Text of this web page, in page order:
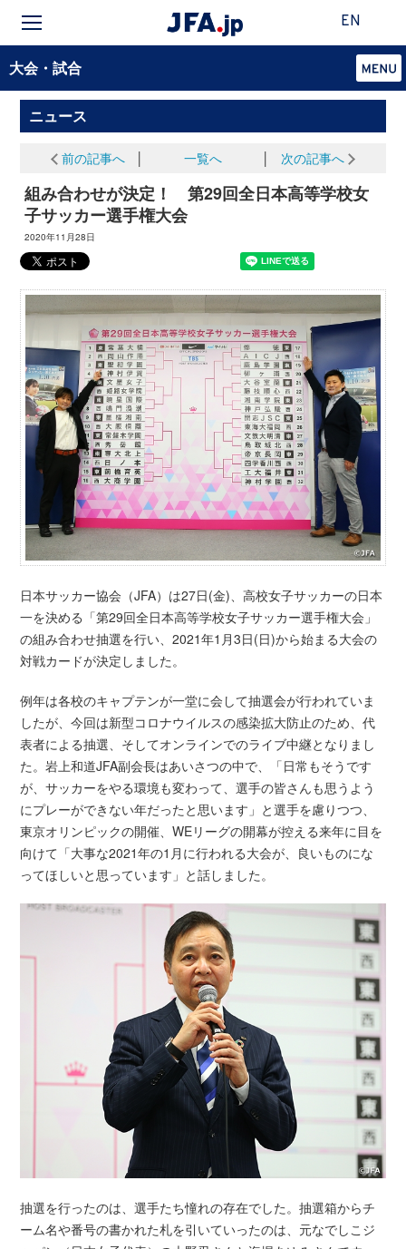
EN
大会・試合
ニュース
前の記事へ 一覧へ 次の記事へ
組み合わせが決定！ 第29回全日本高等学校女
子サッカー選手権大会
2020年11月28日
日本サッカー協会（JFA）は27日(金)、高校女子サッカーの日本
一を決める「第29回全日本高等学校女子サッカー選手権大会」
の組み合わせ抽選を行い、2021年1月3日(日)から始まる大会の
対戦カードが決定しました。
例年は各校のキャプテンが一堂に会して抽選会が行われていま
したが、今回は新型コロナウイルスの感染拡大防止のため、代
表者による抽選、そしてオンラインでのライブ中継となりまし
た。岩上和道JFA副会長はあいさつの中で、「日常もそうです
が、サッカーをやる環境も変わって、選手の皆さんも思うよう
にプレーができない年だったと思います」と選手を慮りつつ、
東京オリンピックの開催、WEリーグの開幕が控える来年に目を
向けて「大事な2021年の1月に行われる大会が、良いものにな
ってほしいと思っています」と話しました。
抽選を行ったのは、選手たち憧れの存在でした。抽選箱からチ
ーム名や番号の書かれた札を引いていったのは、元なでしこジ